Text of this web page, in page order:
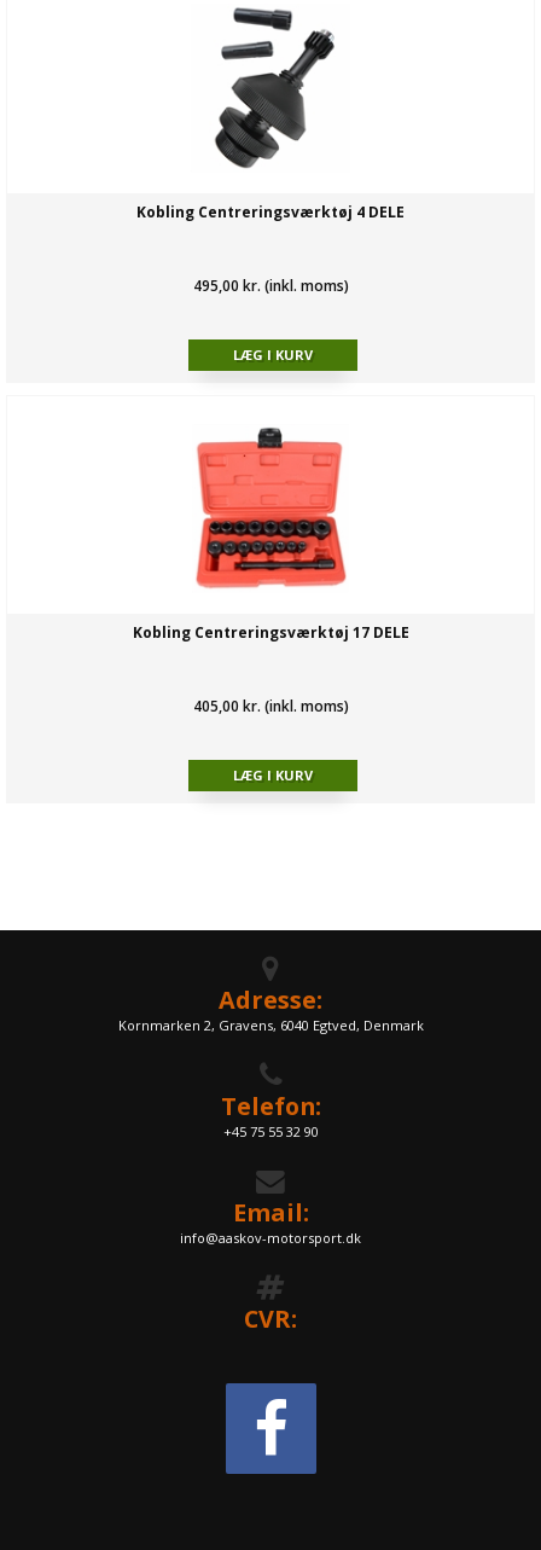
Kobling Centreringsværktøj 4 DELE
495,00 kr. (inkl. moms)
Kobling Centreringsværktøj 17 DELE
405,00 kr. (inkl. moms)
Adresse:
Kornmarken 2, Gravens, 6040 Egtved, Denmark
Telefon:
+45 75 55 32 90
Email:
info@aaskov-motorsport.dk
CVR: